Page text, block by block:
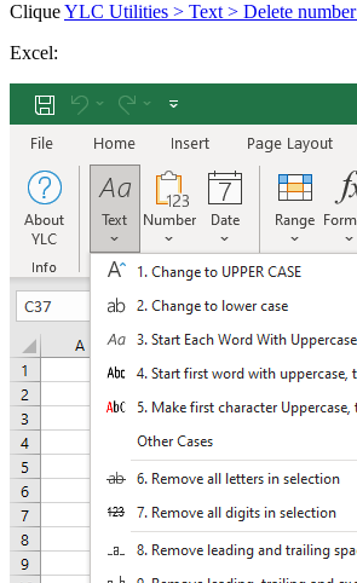
CliqueYLC Utilities > Text > Delete number
Excel: